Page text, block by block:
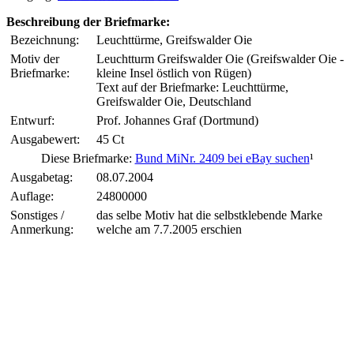
Beschreibung der Briefmarke:
Bezeichnung:
Leuchttürme, Greifswalder Oie
Motiv der
Briefmarke:
Leuchtturm Greifswalder Oie (Greifswalder Oie -
kleine Insel östlich von Rügen)
Text auf der Briefmarke: Leuchttürme,
Greifswalder Oie, Deutschland
Entwurf:
Prof. Johannes Graf (Dortmund)
Ausgabewert:
45 Ct
Diese Briefmarke: Bund MiNr. 2409 bei eBay suchen¹
Ausgabetag:
08.07.2004
Auflage:
24800000
Sonstiges /
Anmerkung:
das selbe Motiv hat die selbstklebende Marke
welche am 7.7.2005 erschien